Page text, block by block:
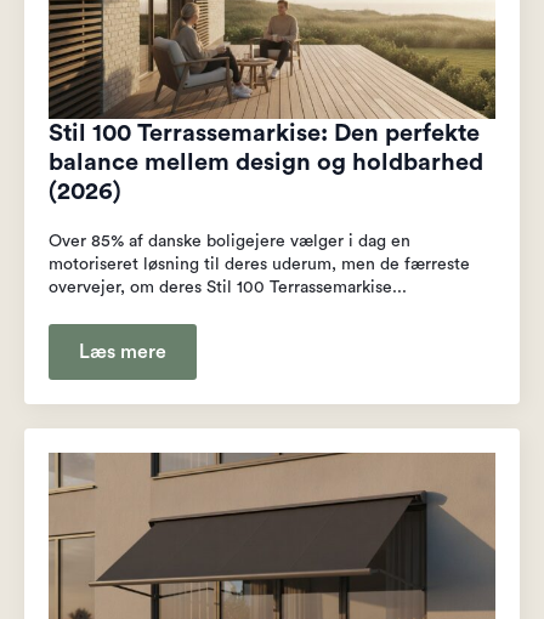
Stil 100 Terrassemarkise: Den perfekte
balance mellem design og holdbarhed
(2026)
Over 85% af danske boligejere vælger i dag en
motoriseret løsning til deres uderum, men de færreste
overvejer, om deres Stil 100 Terrassemarkise...
Læs mere